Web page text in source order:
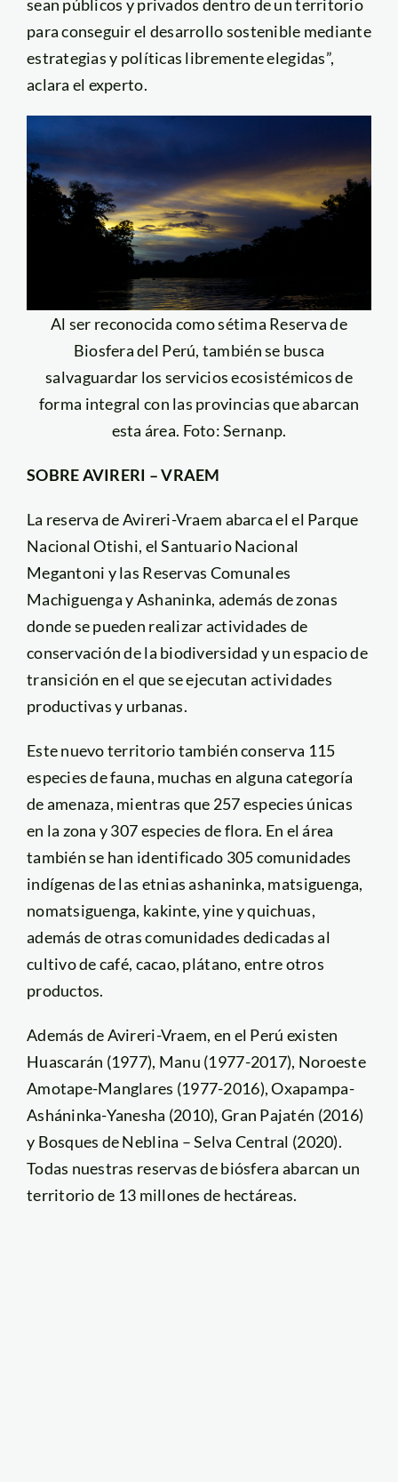
sean públicos y privados dentro de un territorio
para conseguir el desarrollo sostenible mediante
estrategias y políticas libremente elegidas”,
aclara el experto.
Al ser reconocida como sétima Reserva de
Biosfera del Perú, también se busca
salvaguardar los servicios ecosistémicos de
forma integral con las provincias que abarcan
esta área. Foto: Sernanp.
SOBRE AVIRERI – VRAEM
La reserva de Avireri-Vraem abarca el el Parque
Nacional Otishi, el Santuario Nacional
Megantoni y las Reservas Comunales
Machiguenga y Ashaninka, además de zonas
donde se pueden realizar actividades de
conservación de la biodiversidad y un espacio de
transición en el que se ejecutan actividades
productivas y urbanas.
Este nuevo territorio también conserva 115
especies de fauna, muchas en alguna categoría
de amenaza, mientras que 257 especies únicas
en la zona y 307 especies de flora. En el área
también se han identificado 305 comunidades
indígenas de las etnias ashaninka, matsiguenga,
nomatsiguenga, kakinte, yine y quichuas,
además de otras comunidades dedicadas al
cultivo de café, cacao, plátano, entre otros
productos.
Además de Avireri-Vraem, en el Perú existen
Huascarán (1977), Manu (1977-2017), Noroeste
Amotape-Manglares (1977-2016), Oxapampa-
Asháninka-Yanesha (2010), Gran Pajatén (2016)
y Bosques de Neblina – Selva Central (2020).
Todas nuestras reservas de biósfera abarcan un
territorio de 13 millones de hectáreas.